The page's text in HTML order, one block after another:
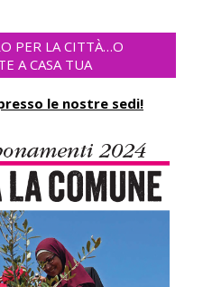
PER LA CITTÀ…O
A CASA TUA
le nostre sedi!